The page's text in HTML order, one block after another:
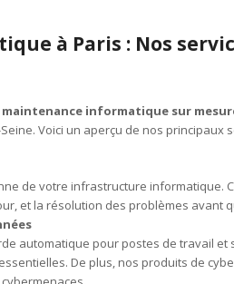
à Paris : Nos
maintenance informatique sur
Voici un aperçu de nos principaux
de votre infrastructure informatique.
et la résolution des problèmes avant
automatique pour postes de travail et
De plus, nos produits de